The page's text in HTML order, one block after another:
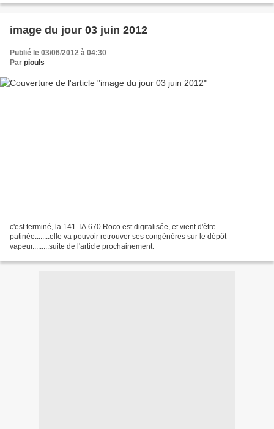
image du jour 03 juin 2012
Publié le 03/06/2012 à 04:30
Par piouls
c'est terminé, la 141 TA 670 Roco est digitalisée, et vient d'être
patinée........elle va pouvoir retrouver ses congénères sur le dépôt
vapeur.........suite de l'article prochainement.